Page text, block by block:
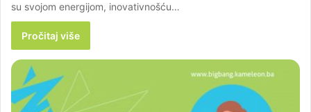
su svojom energijom, inovativnošću…
Pročitaj više